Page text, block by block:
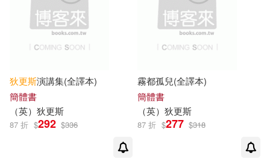
[英]狄更斯(6)
(英)查爾斯‧狄更斯(4)
[英]狄更斯（Dickens，C．）(4)
查爾斯．狄更斯(4) 狄更斯(4)
世界圖書出版公司北京公司(46)
譯林出版社(26)
人民文學出版社(23)
狄更斯演講集(全譯本)
簡體書
（英） 狄更斯
87 折 $292 $336
霧都孤兒(全譯本)
簡體書
（英） 狄更斯
87 折 $277 $318